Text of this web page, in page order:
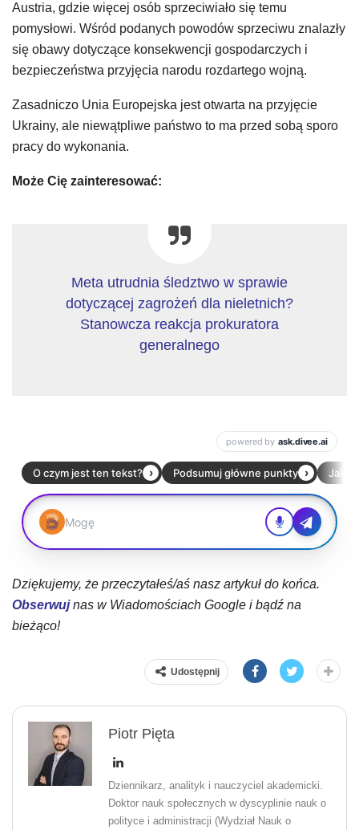
Austria, gdzie więcej osób sprzeciwiało się temu
pomysłowi. Wśród podanych powodów sprzeciwu znalazły
się obawy dotyczące konsekwencji gospodarczych i
bezpieczeństwa przyjęcia narodu rozdartego wojną.
Zasadniczo Unia Europejska jest otwarta na przyjęcie
Ukrainy, ale niewątpliwe państwo to ma przed sobą sporo
pracy do wykonania.
Może Cię zainteresować:
Meta utrudnia śledztwo w sprawie
dotyczącej zagrożeń dla nieletnich?
Stanowcza reakcja prokuratora
generalnego
Dziękujemy, że przeczytałeś/aś nasz artykuł do końca.
Obserwujnas w Wiadomościach Google i bądź na
bieżąco!
Udostępnij
Piotr Pięta
Dziennikarz, analityk i nauczyciel akademicki.
Doktor nauk społecznych w dyscyplinie nauk o
polityce i administracji (Wydział Nauk o